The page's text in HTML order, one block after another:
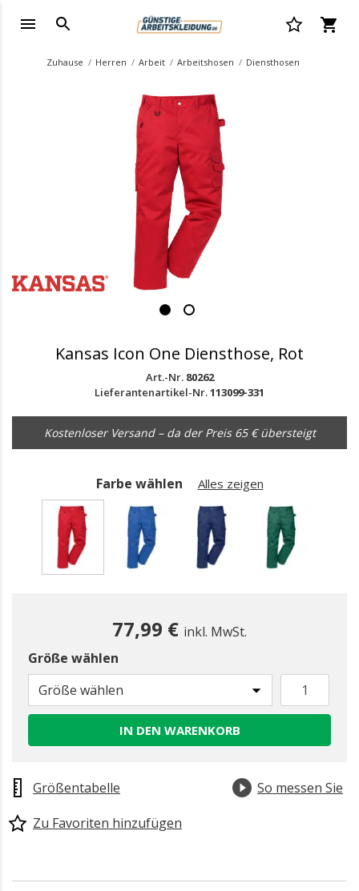
Zuhause Herren Arbeit Arbeitshosen Diensthosen
Kansas Icon One Diensthose, Rot
Art.-Nr. 80262
Lieferantenartikel-Nr.113099-331
Kostenloser Versand – da der Preis 65 € übersteigt
Farbe wählen Alles zeigen
77,99 € inkl. MwSt.
Größe wählen
Größe wählen
IN DEN WARENKORB
Größentabelle
So messen Sie
Zu Favoriten hinzufügen